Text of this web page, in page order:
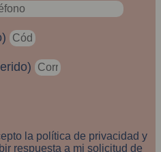
la política de privacidad y
respuesta a mi solicitud de